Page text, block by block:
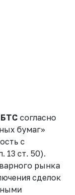
БТС согласно
бумаг»
с
13 ст. 50).
рынка
сделок